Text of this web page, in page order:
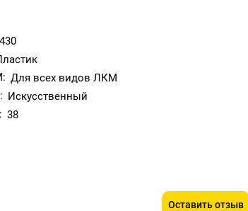
Имеет искусственную щетину шириной 38
равномерное покрытие поверхности.
держатель после окончания малярных работ.
для окрашивания различных
430
Для всех видов ЛКМ
Искусственный
38
Оставить отзыв